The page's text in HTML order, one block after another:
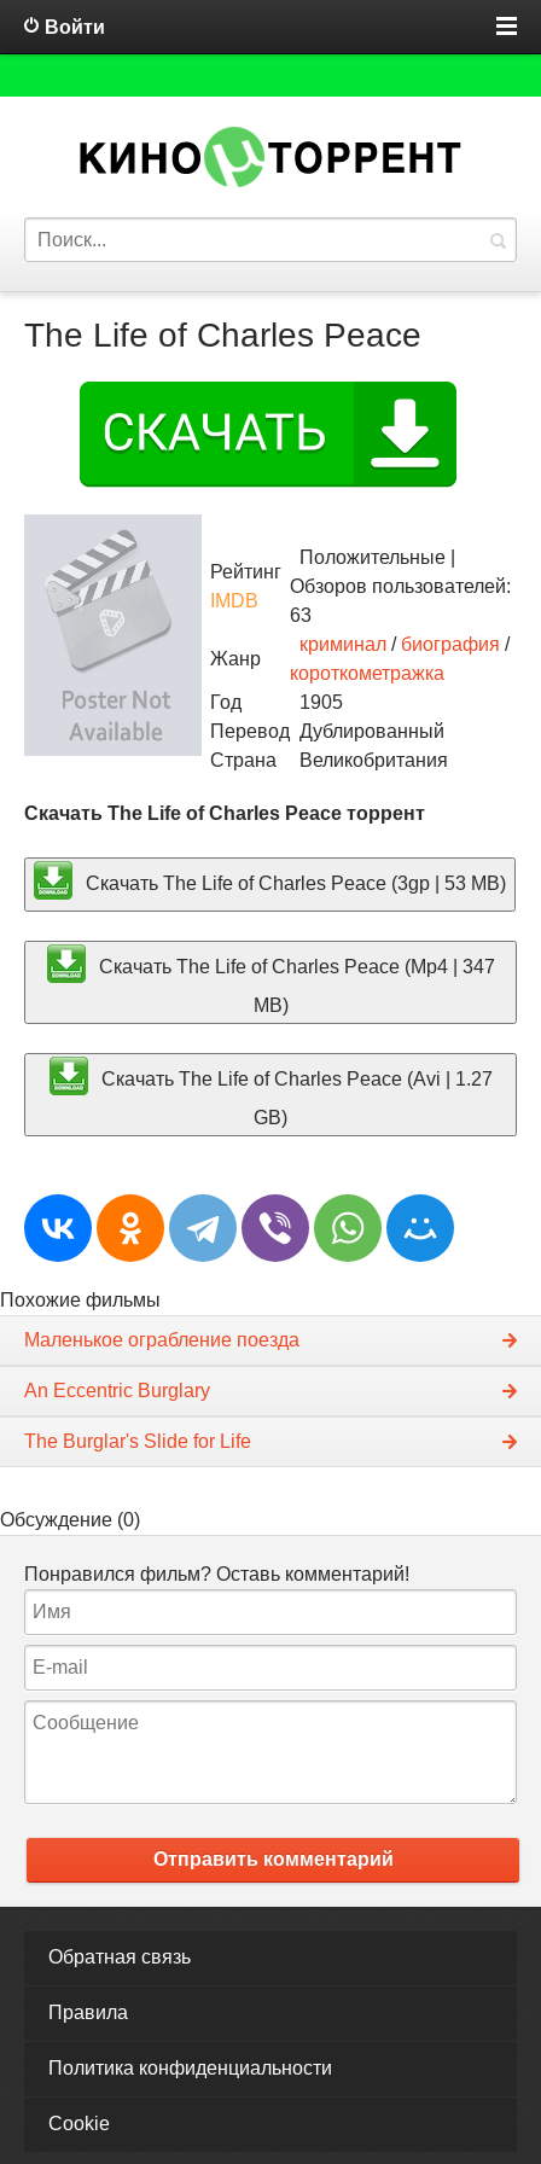
Войти
The Life of Charles Peace
Рейтинг
IMDB
Положительные
Обзоров пользователей:
63
Жанр
криминал / биография /
короткометражка
Год
1905
Перевод Дублированный
Страна
Великобритания
Скачать The Life of Charles Peace торрент
Скачать The Life of Charles Peace (3gp | 53 MB)
Скачать The Life of Charles Peace (Mp4 | 347
MB)
Скачать The Life of Charles Peace (Avi | 1.27
GB)
Похожие фильмы
Маленькое ограбление поезда
An Eccentric Burglary
The Burglar's Slide for Life
Обсуждение (0)
Понравился фильм? Оставь комментарий!
Отправить комментарий
Обратная связь
Правила
Политика конфиденциальности
Cookie